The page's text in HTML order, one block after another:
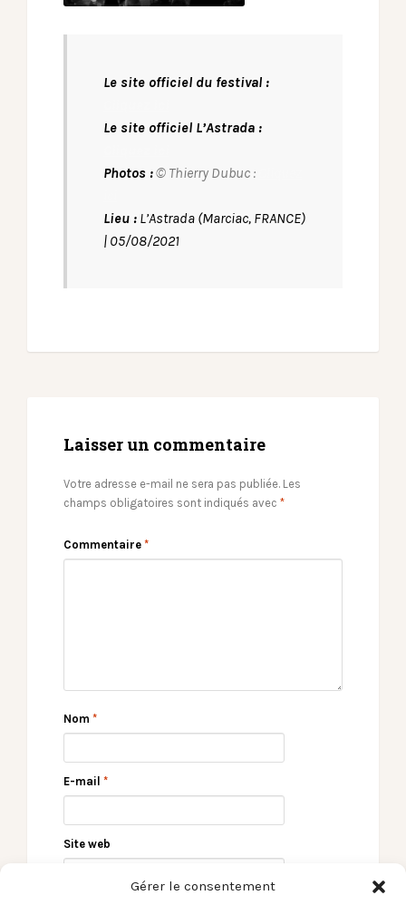
Gérer le consentement
Le site officiel du festival :
Le site officiel L’Astrada :
Photos :© Thierry Dubuc :
Lieu : L’Astrada (Marciac, FRANCE)
| 05/08/2021
Laisser un commentaire
Votre adresse e-mail ne sera pas publiée. Les
champs obligatoires sont indiqués avec *
Commentaire *
Nom *
E-mail *
Site web